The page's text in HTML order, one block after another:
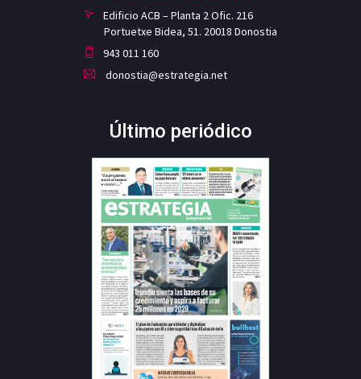
Edificio ACB – Planta 2 Ofic. 216
Portuetxe Bidea, 51. 20018 Donostia
943 011 160
donostia@estrategia.net
Último periódico